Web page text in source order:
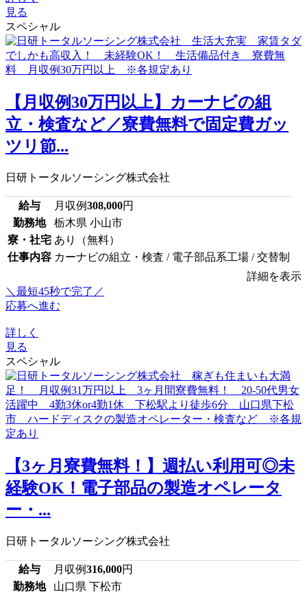
見る
スペシャル
【月収例30万円以上】カーナビの組
立・検査など／寮費無料で固定費ガッ
ツリ節...
日研トータルソーシング株式会社
給与 月収例308,000円
勤務地
栃木県 小山市
寮・社宅 あり（無料）
仕事内容 カーナビの組立・検査 / 電子部品系工場 / 交替制
詳細を表示
＼最短45秒で完了／
応募へ進む
詳しく
見る
スペシャル
【3ヶ月寮費無料！】週払い利用可◎未
経験OK！電子部品の製造オペレータ
ー・...
日研トータルソーシング株式会社
給与 月収例316,000円
勤務地
山口県 下松市